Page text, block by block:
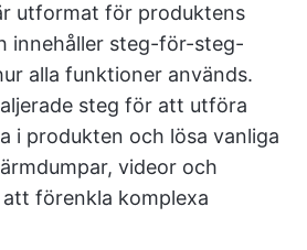
utformat för produktens
innehåller steg-för-steg-
alla funktioner används.
steg för att utföra
i produkten och lösa vanliga
videor och
förenkla komplexa